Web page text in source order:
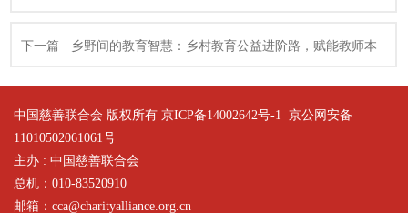
下一篇 · 乡野间的教育智慧：乡村教育公益进阶路，赋能教师本
中国慈善联合会 版权所有 京ICP备14002642号-1 京公网安备
11010502061061号
主办 : 中国慈善联合会
总机：010-83520910
邮箱：cca@charityalliance.org.cn